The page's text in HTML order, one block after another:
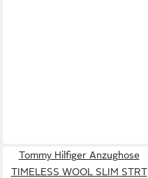
Tommy Hilfiger Anzughose
TIMELESS WOOL SLIM STRT